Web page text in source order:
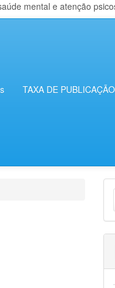
mental e atenção
TAXA DE PUBLICAÇÃO